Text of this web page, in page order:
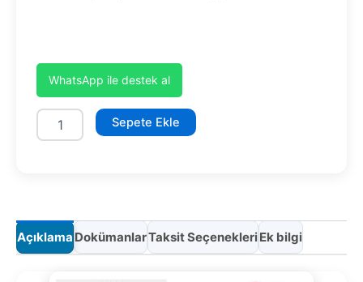
WhatsApp ile destek al
SM100-
Sepete Ekle
Açıklama DokümanlarTaksit SeçenekleriEk bilgi